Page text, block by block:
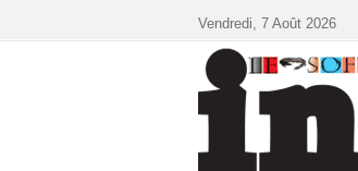
Vendredi, 7 Août 2026